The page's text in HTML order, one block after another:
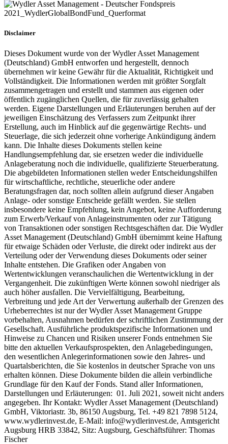
Disclaimer
Dieses Dokument wurde von der Wydler Asset Management
(Deutschland) GmbH entworfen und hergestellt, dennoch
übernehmen wir keine Gewähr für die Aktualität, Richtigkeit und
Vollständigkeit. Die Informationen werden mit größter Sorgfalt
zusammengetragen und erstellt und stammen aus eigenen oder
öffentlich zugänglichen Quellen, die für zuverlässig gehalten
werden. Eigene Darstellungen und Erläuterungen beruhen auf der
jeweiligen Einschätzung des Verfassers zum Zeitpunkt ihrer
Erstellung, auch im Hinblick auf die gegenwärtige Rechts- und
Steuerlage, die sich jederzeit ohne vorherige Ankündigung ändern
kann. Die Inhalte dieses Dokuments stellen keine
Handlungsempfehlung dar, sie ersetzen weder die individuelle
Anlageberatung noch die individuelle, qualifizierte Steuerberatung.
Die abgebildeten Informationen stellen weder Entscheidungshilfen
für wirtschaftliche, rechtliche, steuerliche oder andere
Beratungsfragen dar, noch sollten allein aufgrund dieser Angaben
Anlage- oder sonstige Entscheide gefällt werden. Sie stellen
insbesondere keine Empfehlung, kein Angebot, keine Aufforderung
zum Erwerb/Verkauf von Anlageinstrumenten oder zur Tätigung
von Transaktionen oder sonstigen Rechtsgeschäften dar. Die Wydler
Asset Management (Deutschland) GmbH übernimmt keine Haftung
für etwaige Schäden oder Verluste, die direkt oder indirekt aus der
Verteilung oder der Verwendung dieses Dokuments oder seiner
Inhalte entstehen. Die Grafiken oder Angaben von
Wertentwicklungen veranschaulichen die Wertentwicklung in der
Vergangenheit. Die zukünftigen Werte können sowohl niedriger als
auch höher ausfallen. Die Vervielfältigung, Bearbeitung,
Verbreitung und jede Art der Verwertung außerhalb der Grenzen des
Urheberrechtes ist nur der Wydler Asset Management Gruppe
vorbehalten, Ausnahmen bedürfen der schriftlichen Zustimmung der
Gesellschaft. Ausführliche produktspezifische Informationen und
Hinweise zu Chancen und Risiken unserer Fonds entnehmen Sie
bitte den aktuellen Verkaufsprospekten, den Anlagebedingungen,
den wesentlichen Anlegerinformationen sowie den Jahres- und
Quartalsberichten, die Sie kostenlos in deutscher Sprache von uns
erhalten können. Diese Dokumente bilden die allein verbindliche
Grundlage für den Kauf der Fonds. Stand aller Informationen,
Darstellungen und Erläuterungen: 01. Juli 2021, soweit nicht anders
angegeben. Ihr Kontakt: Wydler Asset Management (Deutschland)
GmbH, Viktoriastr. 3b, 86150 Augsburg, Tel. +49 821 7898 5124,
www.wydlerinvest.de, E-Mail: info@wydlerinvest.de, Amtsgericht
Augsburg HRB 33842, Sitz: Augsburg, Geschäftsführer: Thomas
Fischer